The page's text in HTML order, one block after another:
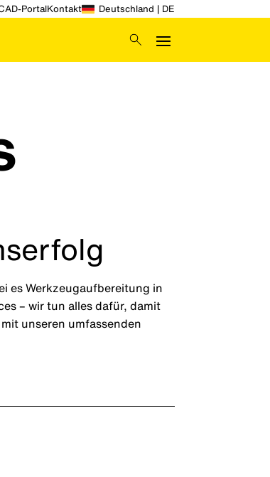
PortalKontakt Deutschland | DE
es Werkzeugaufbereitung in
– wir tun alles dafür, damit
unseren umfassenden